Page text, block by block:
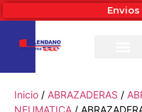
Inicio / ABRAZADERAS /
NEUMATICA /